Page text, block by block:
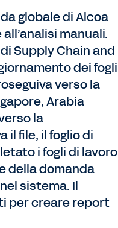
globale di Alcoa
manuali.
Supply Chain and
dei fogli
verso la
Arabia
la
il file, il foglio di
i fogli di lavoro
della domanda
sistema. Il
per creare report